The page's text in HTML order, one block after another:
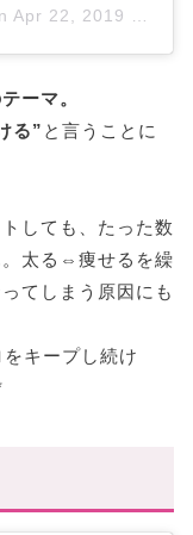
Apr 22, 2019 at 8:04am PDT
ーマ。
る” と言うことに
しても、たった数
。太る⇔痩せるを繰
てしまう原因にも
キープし続け